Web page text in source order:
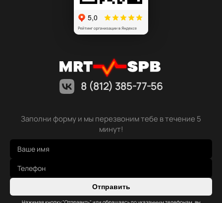
8 (812) 385-77-56
Заполни форму и мы перезвоним тебе в течение 5
минут!
Отправить